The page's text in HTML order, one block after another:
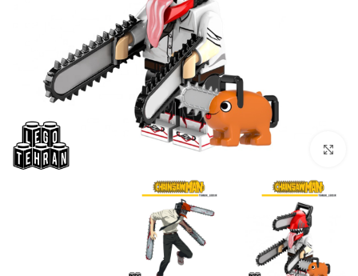
بزرگنمایی تصویر